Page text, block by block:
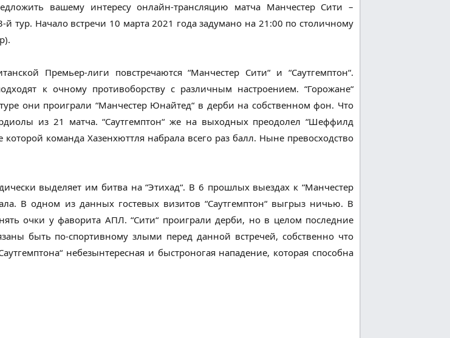
вашему интересу онлайн-трансляцию матча Манчестер Сити –
тур. Начало встречи 10 марта 2021 года задумано на 21:00 по столичному
Премьер-лиги повстречаются “Манчестер Сити“ и “Саутгемптон“.
к очному противоборству с различным настроением. “Горожане“
они проиграли “Манчестер Юнайтед“ в дерби на собственном фон. Что
из 21 матча. “Саутгемптон“ же на выходных преодолел “Шеффилд
команда Хазенхюттля набрала всего раз балл. Ныне превосходство
выделяет им битва на “Этихад“. В 6 прошлых выездах к “Манчестер
В одном из данных гостевых визитов “Саутгемптон“ выгрыз ничью. В
очки у фаворита АПЛ. “Сити“ проиграли дерби, но в целом последние
быть по-спортивному злыми перед данной встречей, собственно что
небезынтересная и быстроногая нападение, которая способна